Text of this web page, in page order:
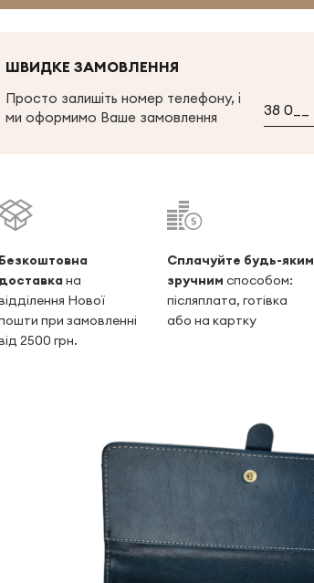
ШВИДКЕ ЗАМОВЛЕННЯ
Просто залишіть номер телефону, і
ми оформимо Ваше замовлення
Безкоштовна
доставкана
Нової
при замовленні
2500 грн.
Сплачуйте будь-яким
зручним способом:
післяплата, готівка
або на картку